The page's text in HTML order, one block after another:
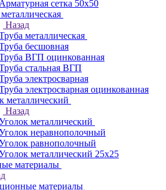
Арматурная сетка 50х50
Назад
металлическая
бесшовная
ВГП оцинкованная
стальная ВГП
электросварная
электросварная оцинкованная
металлический
Назад
металлический
неравнополочный
равнополочный
металлический 25х25
материалы
материалы